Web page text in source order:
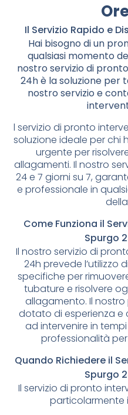
Il Servizio Rapido e
Hai bisogno di un
qualsiasi momento
nostro servizio di
24h è la soluzione per
nostro servizio e
l servizio di pronto
soluzione ideale per chi
urgente per
allagamenti. Il nostro
24 e 7 giorni su 7,
e professionale in
Come Funziona il
Spurgo
Il nostro servizio di
24h prevede l’utilizzo
specifiche per
tubature e risolvere
allagamento. Il
dotato di esperienza e
ad intervenire in
professionalità
Quando Richiedere il
Spurgo
Il servizio di pronto
particolarmente